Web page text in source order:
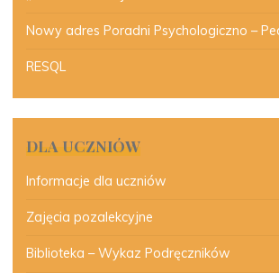
Nowy adres Poradni Psychologiczno –
RESQL
DLA UCZNIÓW
Informacje dla uczniów
Zajęcia pozalekcyjne
Biblioteka – Wykaz Podręczników